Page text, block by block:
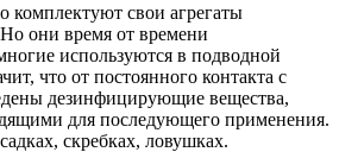
комплектуют свои агрегаты
они время от времени
используются в подводной
что от постоянного контакта с
дезинфицирующие вещества,
для последующего применения.
скребках, ловушках.